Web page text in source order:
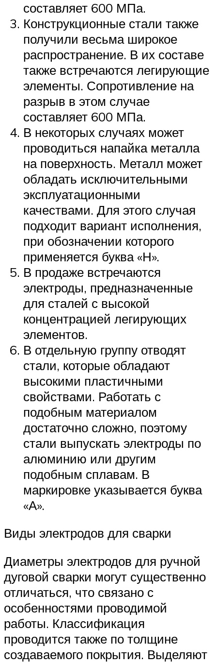
составляет 600 МПа.
Конструкционные стали также
получили весьма широкое
распространение. В их составе
также встречаются легирующие
элементы. Сопротивление на
разрыв в этом случае
составляет 600 МПа.
В некоторых случаях может
проводиться напайка металла
на поверхность. Металл может
обладать исключительными
эксплуатационными
качествами. Для этого случая
подходит вариант исполнения,
при обозначении которого
применяется буква «Н».
В продаже встречаются
электроды, предназначенные
для сталей с высокой
концентрацией легирующих
элементов.
В отдельную группу отводят
стали, которые обладают
высокими пластичными
свойствами. Работать с
подобным материалом
достаточно сложно, поэтому
стали выпускать электроды по
алюминию или другим
подобным сплавам. В
маркировке указывается буква
«А».
Виды электродов для сварки
Диаметры электродов для ручной
дуговой сварки могут существенно
отличаться, что связано с
особенностями проводимой
работы. Классификация
проводится также по толщине
создаваемого покрытия. Выделяют